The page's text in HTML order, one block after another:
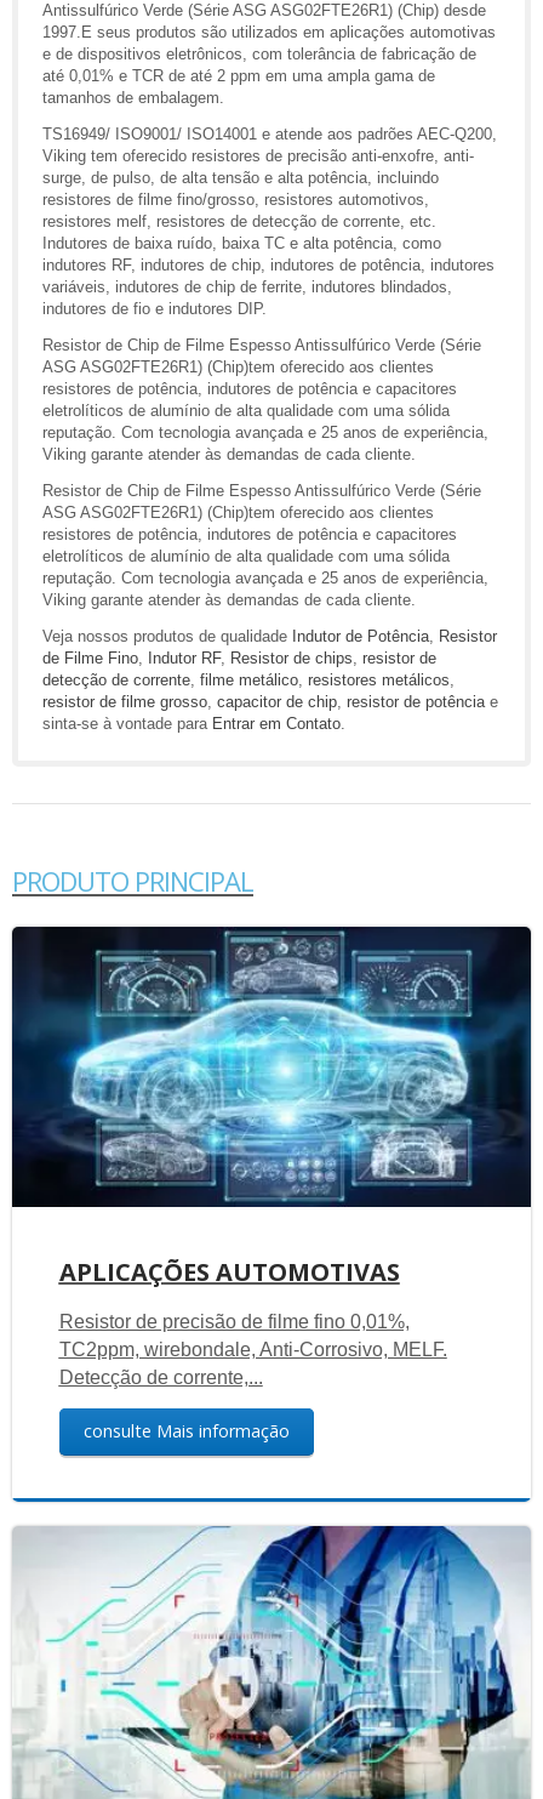
Antissulfúrico Verde (Série ASG ASG02FTE26R1) (Chip) desde
1997.E seus produtos são utilizados em aplicações automotivas
e de dispositivos eletrônicos, com tolerância de fabricação de
até 0,01% e TCR de até 2 ppm em uma ampla gama de
tamanhos de embalagem.
TS16949/ ISO9001/ ISO14001 e atende aos padrões AEC-Q200,
Viking tem oferecido resistores de precisão anti-enxofre, anti-
surge, de pulso, de alta tensão e alta potência, incluindo
resistores de filme fino/grosso, resistores automotivos,
resistores melf, resistores de detecção de corrente, etc.
Indutores de baixa ruído, baixa TC e alta potência, como
indutores RF, indutores de chip, indutores de potência, indutores
variáveis, indutores de chip de ferrite, indutores blindados,
indutores de fio e indutores DIP.
Resistor de Chip de Filme Espesso Antissulfúrico Verde (Série
ASG ASG02FTE26R1) (Chip)tem oferecido aos clientes
resistores de potência, indutores de potência e capacitores
eletrolíticos de alumínio de alta qualidade com uma sólida
reputação. Com tecnologia avançada e 25 anos de experiência,
Viking garante atender às demandas de cada cliente.
Resistor de Chip de Filme Espesso Antissulfúrico Verde (Série
ASG ASG02FTE26R1) (Chip)tem oferecido aos clientes
resistores de potência, indutores de potência e capacitores
eletrolíticos de alumínio de alta qualidade com uma sólida
reputação. Com tecnologia avançada e 25 anos de experiência,
Viking garante atender às demandas de cada cliente.
Veja nossos produtos de qualidade Indutor de Potência
Resistor
de Filme Fino
Indutor RF, Resistor de chips resistor de
detecção de corrente filme metálico resistores metálicos
resistor de filme grosso capacitor de chip resistor de potência e
sinta-se à vontade para Entrar em Contato
PRODUTO PRINCIPAL
APLICAÇÕES AUTOMOTIVAS
Resistor de precisão de filme fino 0,01%,
TC2ppm, wirebondale, Anti-Corrosivo, MELF.
Detecção de corrente,...
consulte Mais informação